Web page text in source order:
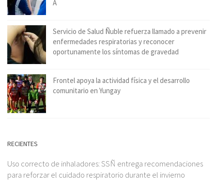
A
Servicio de Salud Ñuble refuerza llamado a prevenir
enfermedades respiratorias y reconocer
oportunamente los síntomas de gravedad
Frontel apoya la actividad física y el desarrollo
comunitario en Yungay
RECIENTES
Uso correcto de inhaladores: SSÑ entrega recomendaciones
para reforzar el cuidado respiratorio durante el invierno